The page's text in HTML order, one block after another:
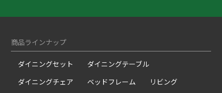
商品ラインナップ
ダイニングセット
ダイニングテーブル
ダイニングチェア
ベッドフレーム
リビング